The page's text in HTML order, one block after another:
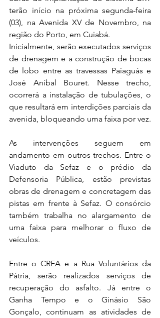
terão início na próxima segunda-feira
(03), na Avenida XV de Novembro, na
região do Porto, em Cuiabá.
Inicialmente, serão executados serviços
de drenagem e a construção de bocas
de lobo entre as travessas Paiaguás e
José Aníbal Bouret. Nesse trecho,
ocorrerá a instalação de tubulações, o
que resultará em interdições parciais da
avenida, bloqueando uma faixa por vez.
As intervenções seguem em
andamento em outros trechos. Entre o
Viaduto da Sefaz e o prédio da
Defensoria Pública, estão previstas
obras de drenagem e concretagem das
pistas em frente à Sefaz. O consórcio
também trabalha no alargamento de
uma faixa para melhorar o fluxo de
veículos.
Entre o CREA e a Rua Voluntários da
Pátria, serão realizados serviços de
recuperação do asfalto. Já entre o
Ganha Tempo e o Ginásio São
Gonçalo, continuam as atividades de